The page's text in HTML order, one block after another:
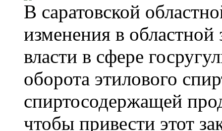
В саратовской
изменения в
власти в сфере
оборота этилового
спиртосодержащей
чтобы привести этот